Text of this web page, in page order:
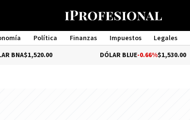
Política Finanzas Impuestos Legales
Management
DÓLAR BLUE-0.66%$1,530.00